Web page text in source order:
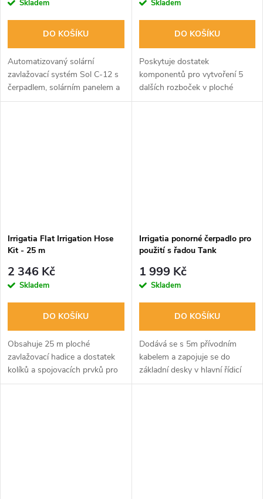
Skladem
DO KOŠÍKU
Automatizovaný solární
zavlažovací systém Sol C-12 s
čerpadlem, solárním panelem a
elektronickým řízením. Ideální
Skladem
DO KOŠÍKU
Poskytuje dostatek
komponentů pro vytvoření 5
dalších rozboček v ploché
zavlažovací hadici.
Irrigatia Flat Irrigation Hose
Kit - 25 m
2 346 Kč
Skladem
DO KOŠÍKU
Obsahuje 25 m ploché
zavlažovací hadice a dostatek
kolíků a spojovacích prvků pro
rozdělení na 10 délek.
Irrigatia ponorné čerpadlo pro
použití s řadou Tank
1 999 Kč
Skladem
DO KOŠÍKU
Dodává se s 5m přívodním
kabelem a zapojuje se do
základní desky v hlavní řídicí
jednotce namísto interního